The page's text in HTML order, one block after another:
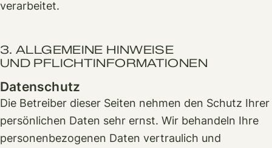
verarbeitet.
3. ALLGEMEINE HINWEISE
UND PFLICHT­INFORMATIONEN
Datenschutz
Die Betreiber dieser Seiten nehmen den Schutz Ihrer
persönlichen Daten sehr ernst. Wir behandeln Ihre
personenbezogenen Daten vertraulich und